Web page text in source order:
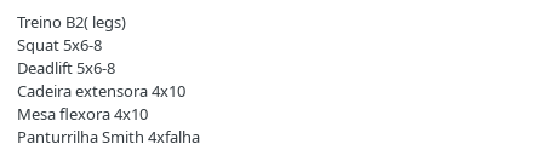
Treino B2( legs)
Squat 5x6-8
Deadlift 5x6-8
Cadeira extensora 4x10
Mesa flexora 4x10
Panturrilha Smith 4xfalha